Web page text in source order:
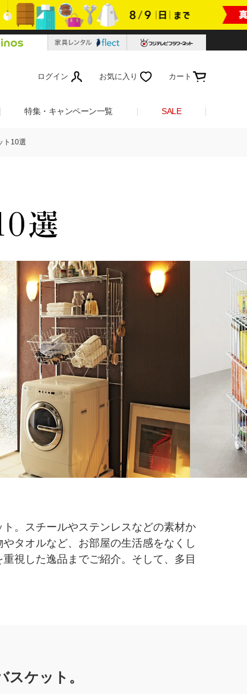
ログイン お気に入り カート
特集・キャンペーン一覧 SALE
ト10選
。スチールやステンレスなどの素材か
タオルなど、お部屋の生活感をなくし
視した逸品までご紹介。そして、多目
ケット。